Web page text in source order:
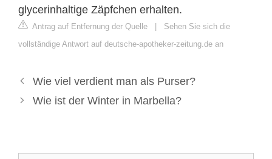
glycerinhaltige Zäpfchen erhalten.
Antrag auf Entfernung der Quelle | Sehen Sie sich die
vollständige Antwort auf deutsche-apotheker-zeitung.de an
Wie viel verdient man als Purser?
Wie ist der Winter in Marbella?